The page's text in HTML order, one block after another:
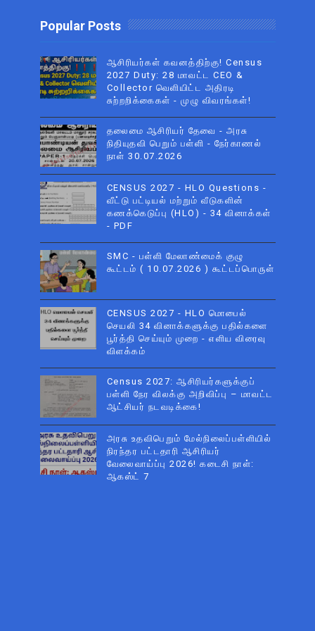
Popular Posts
ஆசிரியர்கள் கவனத்திற்கு! Census
2027 Duty: 28 மாவட்ட CEO &
Collector வெளியிட்ட அதிரடி
சுற்றறிக்கைகள் - முழு விவரங்கள்!
தலைமை ஆசிரியர் தேவை - அரசு
நிதியுதவி பெறும் பள்ளி - நேர்காணல்
நாள் 30.07.2026
CENSUS 2027 - HLO Questions -
வீட்டு பட்டியல் மற்றும் வீடுகளின்
கணக்கெடுப்பு (HLO) - 34 வினாக்கள்
- PDF
SMC - பள்ளி மேலாண்மைக் குழு
கூட்டம் ( 10.07.2026 ) கூட்டப்பொருள்
CENSUS 2027 - HLO மொபைல்
செயலி 34 வினாக்களுக்கு பதில்களை
பூர்த்தி செய்யும் முறை - எளிய விரைவு
விளக்கம்
Census 2027: ஆசிரியர்களுக்குப்
பள்ளி நேர விலக்கு அறிவிப்பு – மாவட்ட
ஆட்சியர் நடவடிக்கை!
அரசு உதவிபெறும் மேல்நிலைப்பள்ளியில்
நிரந்தர பட்டதாரி ஆசிரியர்
வேலைவாய்ப்பு 2026! கடைசி நாள்:
ஆகஸ்ட் 7